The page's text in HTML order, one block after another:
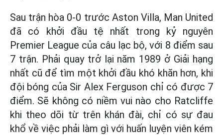
Sau trận hòa 0-0 trước Aston Villa, Man United
đã có khởi đầu tệ nhất trong kỷ nguyên
Premier League của câu lạc bộ, với 8 điểm sau
7 trận. Phải quay trở lại năm 1989 ở Giải hạng
nhất cũ để tìm một khởi đầu khó khăn hơn, khi
đội bóng của Sir Alex Ferguson chỉ có được 7
điểm. Sẽ không có niềm vui nào cho Ratcliffe
khi theo dõi từ trên khán đài, chỉ có sự đau
khổ về việc phải làm gì với huấn luyện viên kém